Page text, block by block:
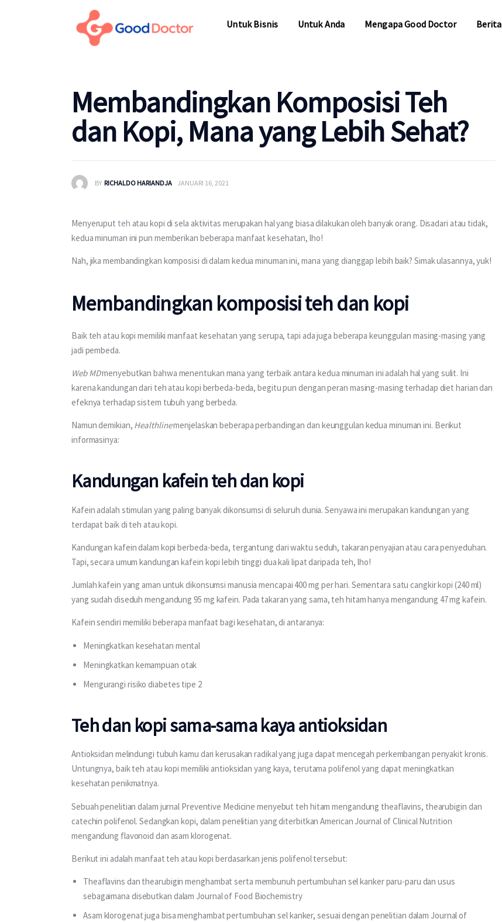
Untuk Bisnis Untuk Anda Mengapa Good Doctor Berita
Membandingkan Komposisi Teh
dan Kopi, Mana yang Lebih Sehat?
BY RICHALDO HARIANDJA JANUARI 16, 2021
Menyeruput teh atau kopi di sela aktivitas merupakan hal yang biasa dilakukan oleh banyak orang. Disadari atau tidak,
kedua minuman ini pun memberikan beberapa manfaat kesehatan, lho!
Nah, jika membandingkan komposisi di dalam kedua minuman ini, mana yang dianggap lebih baik? Simak ulasannya, yuk!
Membandingkan komposisi teh dan kopi
Baik teh atau kopi memiliki manfaat kesehatan yang serupa, tapi ada juga beberapa keunggulan masing-masing yang
jadi pembeda.
Web MD menyebutkan bahwa menentukan mana yang terbaik antara kedua minuman ini adalah hal yang sulit. Ini
karena kandungan dari teh atau kopi berbeda-beda, begitu pun dengan peran masing-masing terhadap diet harian dan
efeknya terhadap sistem tubuh yang berbeda.
Namun demikian, Healthline menjelaskan beberapa perbandingan dan keunggulan kedua minuman ini. Berikut
informasinya:
Kandungan kafein teh dan kopi
Kafein adalah stimulan yang paling banyak dikonsumsi di seluruh dunia. Senyawa ini merupakan kandungan yang
terdapat baik di teh atau kopi.
Kandungan kafein dalam kopi berbeda-beda, tergantung dari waktu seduh, takaran penyajian atau cara penyeduhan.
Tapi, secara umum kandungan kafein kopi lebih tinggi dua kali lipat daripada teh, lho!
Jumlah kafein yang aman untuk dikonsumsi manusia mencapai 400 mg per hari. Sementara satu cangkir kopi (240 ml)
yang sudah diseduh mengandung 95 mg kafein. Pada takaran yang sama, teh hitam hanya mengandung 47 mg kafein.
Kafein sendiri memiliki beberapa manfaat bagi kesehatan, di antaranya:
Meningkatkan kesehatan mental
Meningkatkan kemampuan otak
Mengurangi risiko diabetes tipe 2
Teh dan kopi sama-sama kaya antioksidan
Antioksidan melindungi tubuh kamu dari kerusakan radikal yang juga dapat mencegah perkembangan penyakit kronis.
Untungnya, baik teh atau kopi memiliki antioksidan yang kaya, terutama polifenol yang dapat meningkatkan
kesehatan penikmatnya.
Sebuah penelitian dalam jurnal Preventive Medicine menyebut teh hitam mengandung theaflavins, thearubigin dan
catechin polifenol. Sedangkan kopi, dalam penelitian yang diterbitkan American Journal of Clinical Nutrition
mengandung flavonoid dan asam klorogenat.
Berikut ini adalah manfaat teh atau kopi berdasarkan jenis polifenol tersebut:
Theaflavins dan thearubigin menghambat serta membunuh pertumbuhan sel kanker paru-paru dan usus
sebagaimana disebutkan dalam Journal of Food Biochemistry
Asam klorogenat juga bisa menghambat pertumbuhan sel kanker, sesuai dengan penelitian dalam Journal of